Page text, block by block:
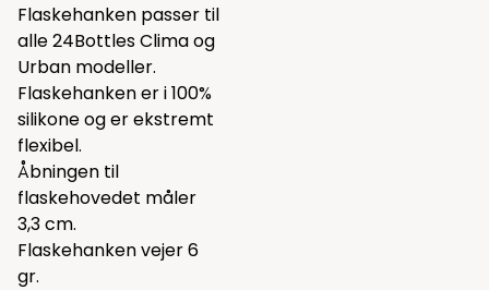
Flaskehanken passer til
alle 24Bottles Clima og
Urban modeller.
Flaskehanken er i 100%
silikone og er ekstremt
flexibel.
Åbningen til
flaskehovedet måler
3,3 cm.
Flaskehanken vejer 6
gr.